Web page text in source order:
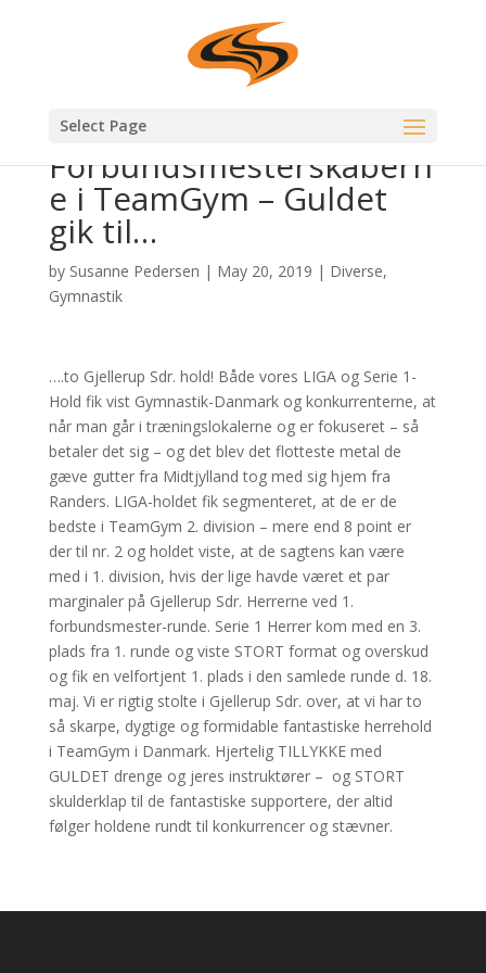
Select Page
Forbundsmesterskabern
e i TeamGym – Guldet
gik til…
by Susanne Pedersen | May 20, 2019 | Diverse,
Gymnastik
….to Gjellerup Sdr. hold! Både vores LIGA og Serie 1-
Hold fik vist Gymnastik-Danmark og konkurrenterne, at
når man går i træningslokalerne og er fokuseret – så
betaler det sig – og det blev det flotteste metal de
gæve gutter fra Midtjylland tog med sig hjem fra
Randers. LIGA-holdet fik segmenteret, at de er de
bedste i TeamGym 2. division – mere end 8 point er
der til nr. 2 og holdet viste, at de sagtens kan være
med i 1. division, hvis der lige havde været et par
marginaler på Gjellerup Sdr. Herrerne ved 1.
forbundsmester-runde. Serie 1 Herrer kom med en 3.
plads fra 1. runde og viste STORT format og overskud
og fik en velfortjent 1. plads i den samlede runde d. 18.
maj. Vi er rigtig stolte i Gjellerup Sdr. over, at vi har to
så skarpe, dygtige og formidable fantastiske herrehold
i TeamGym i Danmark. Hjertelig TILLYKKE med
GULDET drenge og jeres instruktører – og STORT
skulderklap til de fantastiske supportere, der altid
følger holdene rundt til konkurrencer og stævner.